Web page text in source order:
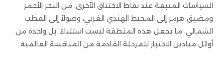
السياسات المتبعة عند نقاط الاختناق الأخرى، من البحر الأحمر
ومضيق هرمز إلى المحيط الهندي الغربي، وصولاً إلى القطب
الشمالي، ما يجعل هذه المنطقة ليست استثناءً، بل واحدة من
أوائل ميادين الاختبار للمرحلة القادمة من المنافسة العالمية.